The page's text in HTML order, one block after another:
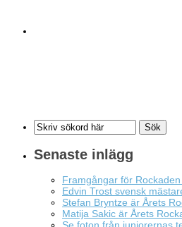
Senaste inlägg
Framgångar för
Edvin Trost svensk
Stefan Bryntze är Årets
Matija Sakic är Årets